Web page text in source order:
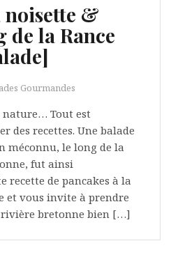
noisette &
de la Rance
Gourmandes
nature… Tout est
des recettes. Une balade
méconnu, le long de la
fut ainsi
recette de pancakes à la
et vous invite à prendre
rivière bretonne bien […]